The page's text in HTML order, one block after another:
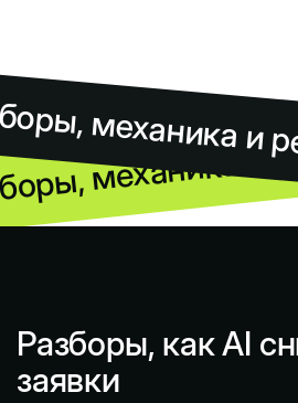
механика и
механика и
Разборы, как AI
заявки